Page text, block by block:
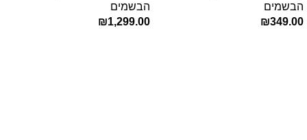
הבשמים
₪349.00
הבשמים
₪1,299.00